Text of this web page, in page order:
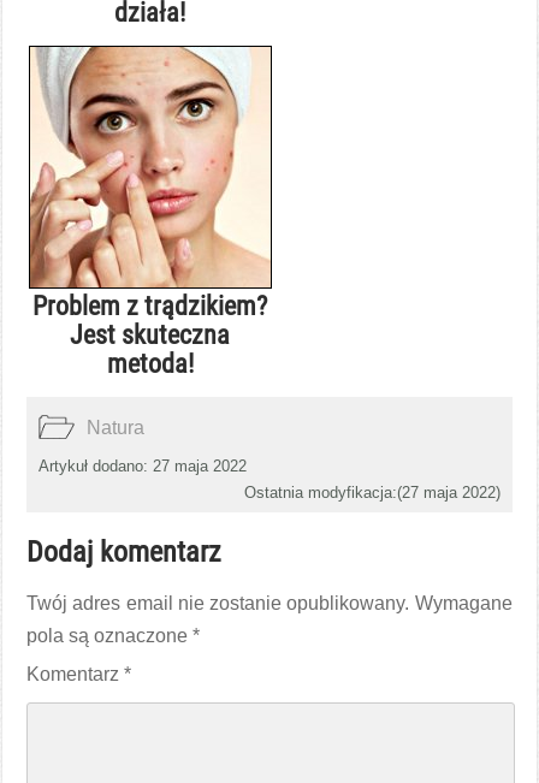
działa!
Problem z trądzikiem?
Jest skuteczna
metoda!
Natura
Artykuł dodano: 27 maja 2022
Ostatnia modyfikacja:(27 maja 2022)
Dodaj komentarz
Twój adres email nie zostanie opublikowany. Wymagane
pola są oznaczone*
Komentarz*